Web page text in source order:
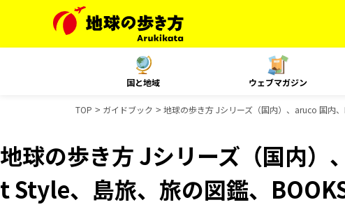
国と地域 ウェブマガジン
TOP ガイドブック 地球の歩き方 Jシリーズ（国内）、aruco 国内
地球の歩き方 Jシリーズ（国内
t Style、島旅、旅の図鑑、